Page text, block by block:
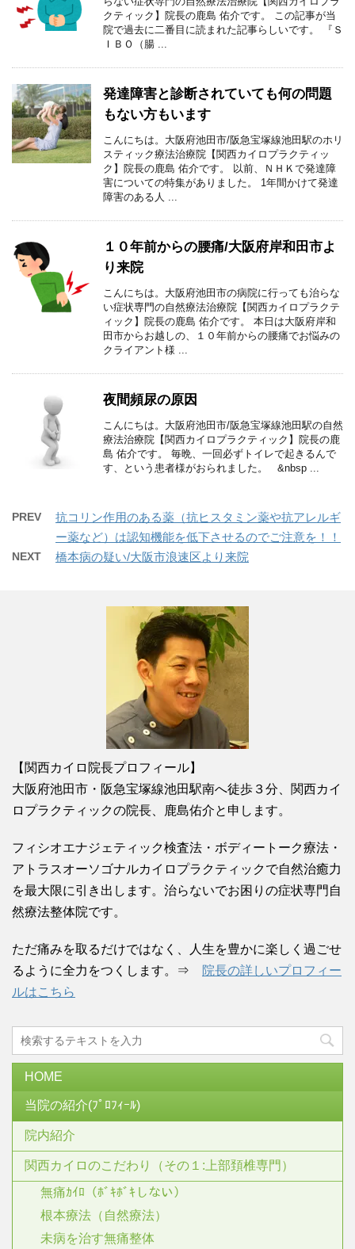
クティック】院長の鹿島 佑介です。 この記事が当
院で過去に二番目に読まれた記事らしいです。 『Ｓ
ＩＢＯ（腸 ...
発達障害と診断されていても何の問題
もない方もいます
こんにちは。大阪府池田市/阪急宝塚線池田駅のホリ
スティック療法治療院【関西カイロプラクティッ
ク】院長の鹿島 佑介です。 以前、ＮＨＫで発達障
害についての特集がありました。 1年間かけて発達
障害のある人 ...
１０年前からの腰痛/大阪府岸和田市よ
り来院
こんにちは。大阪府池田市の病院に行っても治らな
い症状専門の自然療法治療院【関西カイロプラクテ
ィック】院長の鹿島 佑介です。 本日は大阪府岸和
田市からお越しの、１０年前からの腰痛でお悩みの
クライアント様 ...
夜間頻尿の原因
こんにちは。大阪府池田市/阪急宝塚線池田駅の自然
療法治療院【関西カイロプラクティック】院長の鹿
島 佑介です。 毎晩、一回必ずトイレで起きるんで
す、という患者様がおられました。 &nbsp ...
PREV
抗コリン作用のある薬（抗ヒスタミン薬や抗アレルギ
ー薬など）は認知機能を低下させるのでご注意を！！
NEXT 橋本病の疑い/大阪市浪速区より来院
【関西カイロ院長プロフィール】
大阪府池田市・阪急宝塚線池田駅南へ徒歩３分、関西カイ
ロプラクティックの院長、鹿島佑介と申します。
フィシオエナジェティック検査法・ボディートーク療法・
アトラスオーソゴナルカイロプラクティックで自然治癒力
を最大限に引き出します。治らないでお困りの症状専門自
然療法整体院です。
ただ痛みを取るだけではなく、人生を豊かに楽しく過ごせ
るように全力をつくします。⇒
院長の詳しいプロフィー
ルはこちら
HOME
当院の紹介(ﾌﾟﾛﾌｨｰﾙ)
院内紹介
関西カイロのこだわり（その１:上部頚椎専門）
無痛ｶｲﾛ（ﾎﾞｷﾎﾞｷしない）
根本療法（自然療法）
未病を治す無痛整体